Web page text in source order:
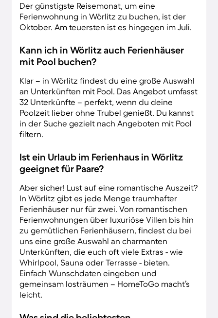
Der günstigste Reisemonat, um eine
Ferienwohnung in Wörlitz zu buchen, ist der
Oktober. Am teuersten ist es hingegen im Juli.
Kann ich in Wörlitz auch Ferienhäuser
mit Pool buchen?
Klar – in Wörlitz findest du eine große Auswahl
an Unterkünften mit Pool. Das Angebot umfasst
32 Unterkünfte – perfekt, wenn du deine
Poolzeit lieber ohne Trubel genießt. Du kannst
in der Suche gezielt nach Angeboten mit Pool
filtern.
Ist ein Urlaub im Ferienhaus in Wörlitz
geeignet für Paare?
Aber sicher! Lust auf eine romantische Auszeit?
In Wörlitz gibt es jede Menge traumhafter
Ferienhäuser nur für zwei. Von romantischen
Ferienwohnungen über luxuriöse Villen bis hin
zu gemütlichen Ferienhäusern, findest du bei
uns eine große Auswahl an charmanten
Unterkünften, die euch oft viele Extras - wie
Whirlpool, Sauna oder Terrasse - bieten.
Einfach Wunschdaten eingeben und
gemeinsam losträumen – HomeToGo macht’s
leicht.